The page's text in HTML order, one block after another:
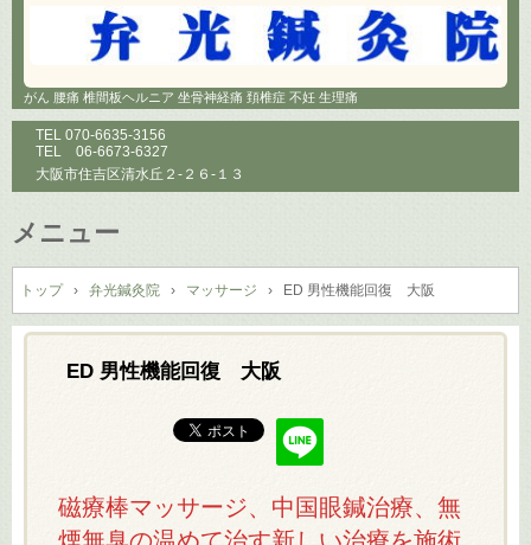
がん 腰痛 椎間板ヘルニア 坐骨神経痛 頚椎症 不妊 生理痛
TEL 070-6635-3156
TEL 06-6673-6327
大阪市住吉区清水丘２-２６-１３
メニュー
コ
ン
テ
ン
トップ › 弁光鍼灸院 › マッサージ › ED 男性機能回復 大阪
ED 男性機能回復 大阪
磁療棒マッサージ、中国眼鍼治療、無
煙無臭の温めて治す新しい治療を施術